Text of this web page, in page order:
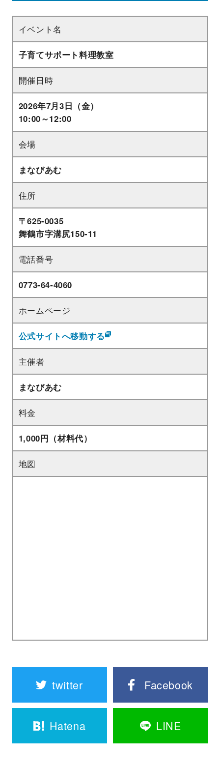
イベント名
子育てサポート料理教室
開催日時
2026年7月3日（金）
10:00～12:00
会場
まなびあむ
住所
〒625-0035
舞鶴市字溝尻150‐11
電話番号
0773‐64‐4060
ホームページ
公式サイトへ移動する
主催者
まなびあむ
料金
1,000円（材料代）
地図
twitter Facebook
Hatena LINE